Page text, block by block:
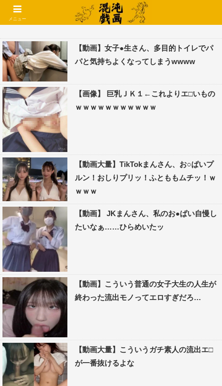
コメントでコテハン使えるようになりました🌱
【動画】女子●生さん、多目的トイレでパ
パと気持ちよくなってしまうwwww
【画像】 巨乳ＪＫ１←これよりエ□いもの
ｗｗｗｗｗｗｗｗｗｗｗ
【動画大量】TikTokまんさん、お○ぱいプ
ルン！おしりプリッ！ふとももムチッ！ｗ
ｗｗｗ
【動画】 JKまんさん、私のお●ぱい自慢し
たいなぁ……ひらめいたッ
【動画】こういう普通の女子大生の人生が
終わった流出モノってエロすぎだろ…
【動画大量】こういうガチ素人の流出エ□
が一番抜けるよな
メニュー